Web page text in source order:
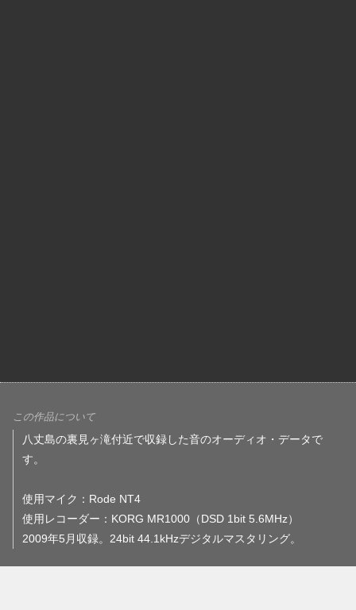
この作品について
八丈島の裏見ヶ滝付近で収録した音のオーディオ・データで
す。
使用マイク：Rode NT4
使用レコーダー：KORG MR1000（DSD 1bit 5.6MHz）
2009年5月収録。24bit 44.1kHzデジタルマスタリング。